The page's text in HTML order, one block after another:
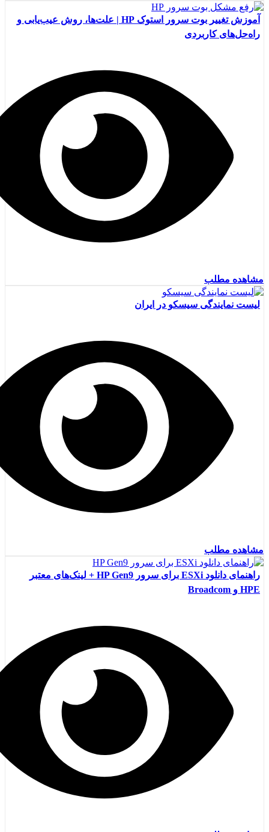
آموزش تغییر بوت سرور استوک HP | علت‌ها، روش عیب‌یابی و
راه‌حل‌های کاربردی
مشاهده مطلب
لیست نمایندگی سیسکو در ایران
مشاهده مطلب
راهنمای دانلود ESXi برای سرور HP Gen9 + لینک‌های معتبر
HPE و Broadcom